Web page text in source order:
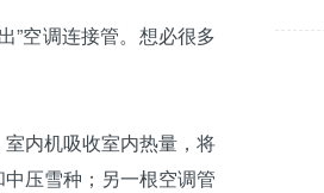
空调连接管。想必很多
内机吸收室内热量，将
压雪种；另一根空调管